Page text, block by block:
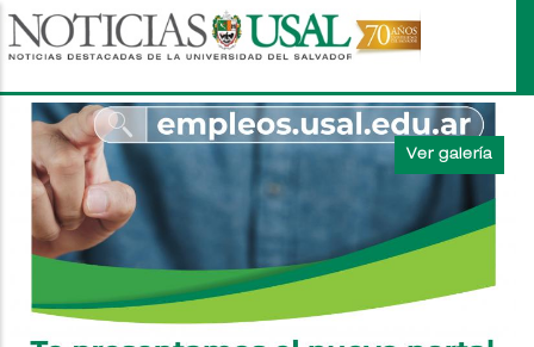
Pasar
al
principal